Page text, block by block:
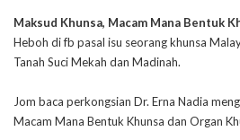
Maksud Khunsa, Macam Mana Bentuk
Heboh di fb pasal isu seorang khunsa
Tanah Suci Mekah dan Madinah.
Jom baca perkongsian Dr. Erna Nadia
Macam Mana Bentuk Khunsa dan Organ